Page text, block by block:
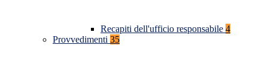
Recapiti dell'ufficio responsabile 4
Provvedimenti 35